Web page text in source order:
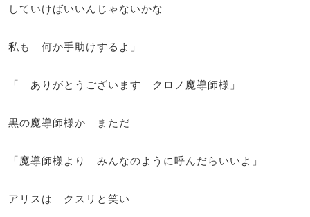
していけばいいんじゃないかな
私も 何か手助けするよ」
「 ありがとうございます クロノ魔導師様」
黒の魔導師様か まただ
「魔導師様より みんなのように呼んだらいいよ」
アリスは クスリと笑い